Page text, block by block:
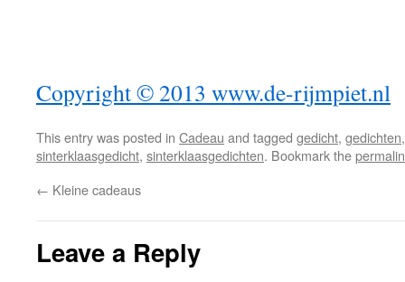
Copyright © 2013 www.de-rijmpiet.nl
This entry was posted in Cadeau and tagged gedicht, gedichten
sinterklaasgedicht, sinterklaasgedichten. Bookmark the
← Kleine cadeaus
Leave a Reply